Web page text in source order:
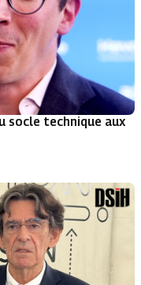
socle technique aux